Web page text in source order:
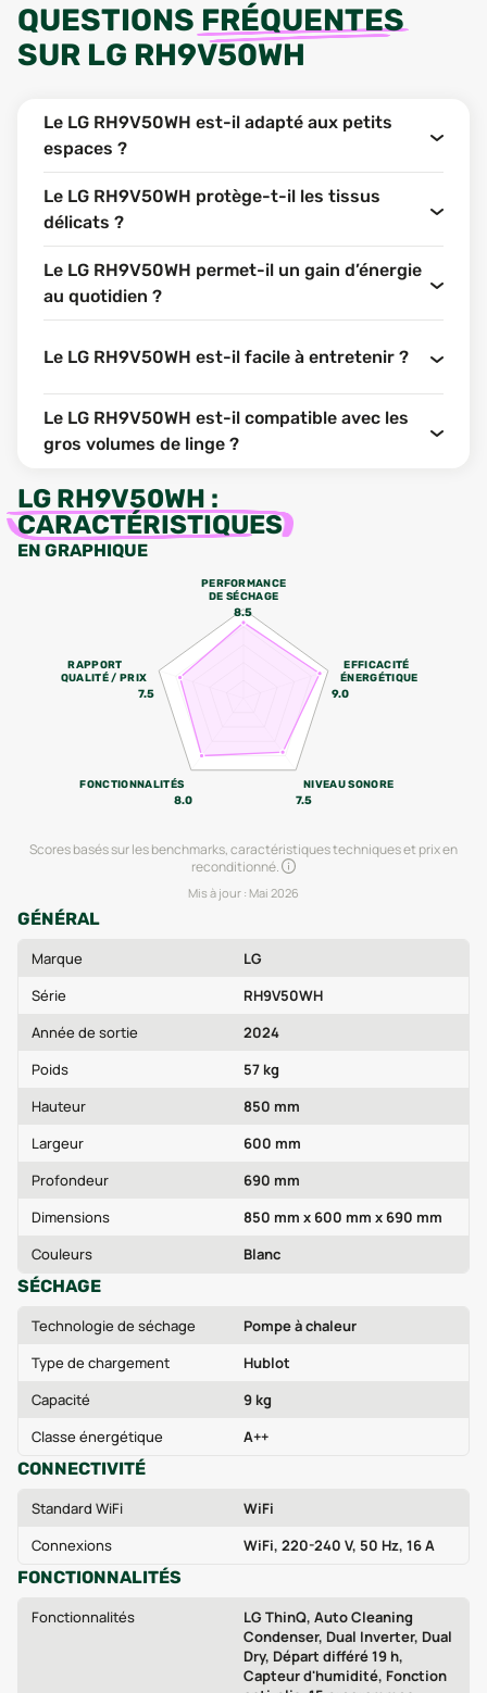
QUESTIONS FRÉQUENTES
SUR LG RH9V50WH
Le LG RH9V50WH est-il adapté aux petits
espaces ?
Le LG RH9V50WH protège-t-il les tissus
délicats ?
Le LG RH9V50WH permet-il un gain d’énergie
au quotidien ?
Le LG RH9V50WH est-il facile à entretenir ?
Le LG RH9V50WH est-il compatible avec les
gros volumes de linge ?
LG RH9V50WH :
CARACTÉRISTIQUES
EN GRAPHIQUE
PERFORMANCE
DE SÉCHAGE
8.5
EFFICACITÉ
ÉNERGÉTIQUE
9.0
NIVEAU SONORE
7.5
FONCTIONNALITÉS
8.0
RAPPORT
QUALITÉ / PRIX
7.5
Scores basés sur les benchmarks, caractéristiques techniques et prix en
reconditionné.
Mis à jour : Mai 2026
GÉNÉRAL
Marque
LG
Série
RH9V50WH
Année de sortie
2024
Poids
57 kg
Hauteur
850 mm
Largeur
600 mm
Profondeur
690 mm
Dimensions
850 mm x 600 mm x 690 mm
Couleurs
Blanc
SÉCHAGE
Technologie de séchage
Pompe à chaleur
Type de chargement
Hublot
Capacité
9 kg
Classe énergétique
A++
CONNECTIVITÉ
Standard WiFi
WiFi
Connexions
WiFi, 220-240 V, 50 Hz, 16 A
FONCTIONNALITÉS
Fonctionnalités
LG ThinQ, Auto Cleaning
Condenser, Dual Inverter, Dual
Dry, Départ différé 19 h,
Capteur d'humidité, Fonction